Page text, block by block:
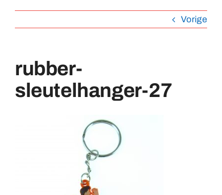
Buttons
Emblemen
Vorige
rubber-
sleutelhanger-27